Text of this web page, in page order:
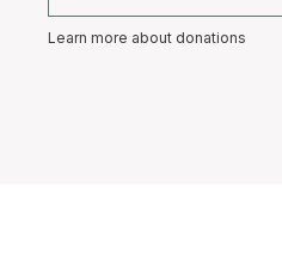
Learn more about donations